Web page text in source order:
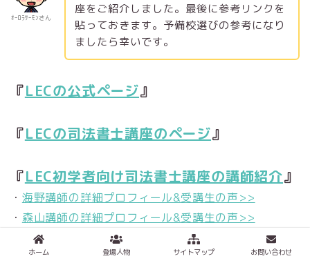
ｵｰﾛﾗｻｰﾓﾝさん
座をご紹介しました。最後に参考リンクを
貼っておきます。予備校選びの参考になり
ましたら幸いです。
『LECの公式ページ』
『LECの司法書士講座のページ』
『LEC初学者向け司法書士講座の講師紹介』
・ 海野講師の詳細プロフィール&受講生の声>>
・ 森山講師の詳細プロフィール&受講生の声>>
佐々木講師の詳細プロフィール&受講生の声>>
秋元講師の詳細プロフィール&受講生の声>>
ホーム 登場人物 サイトマップ お問い合わせ